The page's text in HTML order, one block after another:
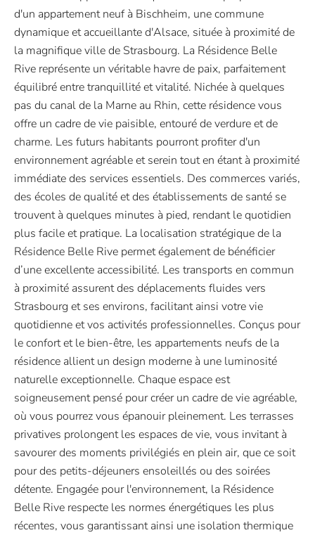
d'un appartement neuf à Bischheim, une commune
dynamique et accueillante d'Alsace, située à proximité de
la magnifique ville de Strasbourg. La Résidence Belle
Rive représente un véritable havre de paix, parfaitement
équilibré entre tranquillité et vitalité. Nichée à quelques
pas du canal de la Marne au Rhin, cette résidence vous
offre un cadre de vie paisible, entouré de verdure et de
charme. Les futurs habitants pourront profiter d'un
environnement agréable et serein tout en étant à proximité
immédiate des services essentiels. Des commerces variés,
des écoles de qualité et des établissements de santé se
trouvent à quelques minutes à pied, rendant le quotidien
plus facile et pratique. La localisation stratégique de la
Résidence Belle Rive permet également de bénéficier
d’une excellente accessibilité. Les transports en commun
à proximité assurent des déplacements fluides vers
Strasbourg et ses environs, facilitant ainsi votre vie
quotidienne et vos activités professionnelles. Conçus pour
le confort et le bien-être, les appartements neufs de la
résidence allient un design moderne à une luminosité
naturelle exceptionnelle. Chaque espace est
soigneusement pensé pour créer un cadre de vie agréable,
où vous pourrez vous épanouir pleinement. Les terrasses
privatives prolongent les espaces de vie, vous invitant à
savourer des moments privilégiés en plein air, que ce soit
pour des petits-déjeuners ensoleillés ou des soirées
détente. Engagée pour l'environnement, la Résidence
Belle Rive respecte les normes énergétiques les plus
récentes, vous garantissant ainsi une isolation thermique